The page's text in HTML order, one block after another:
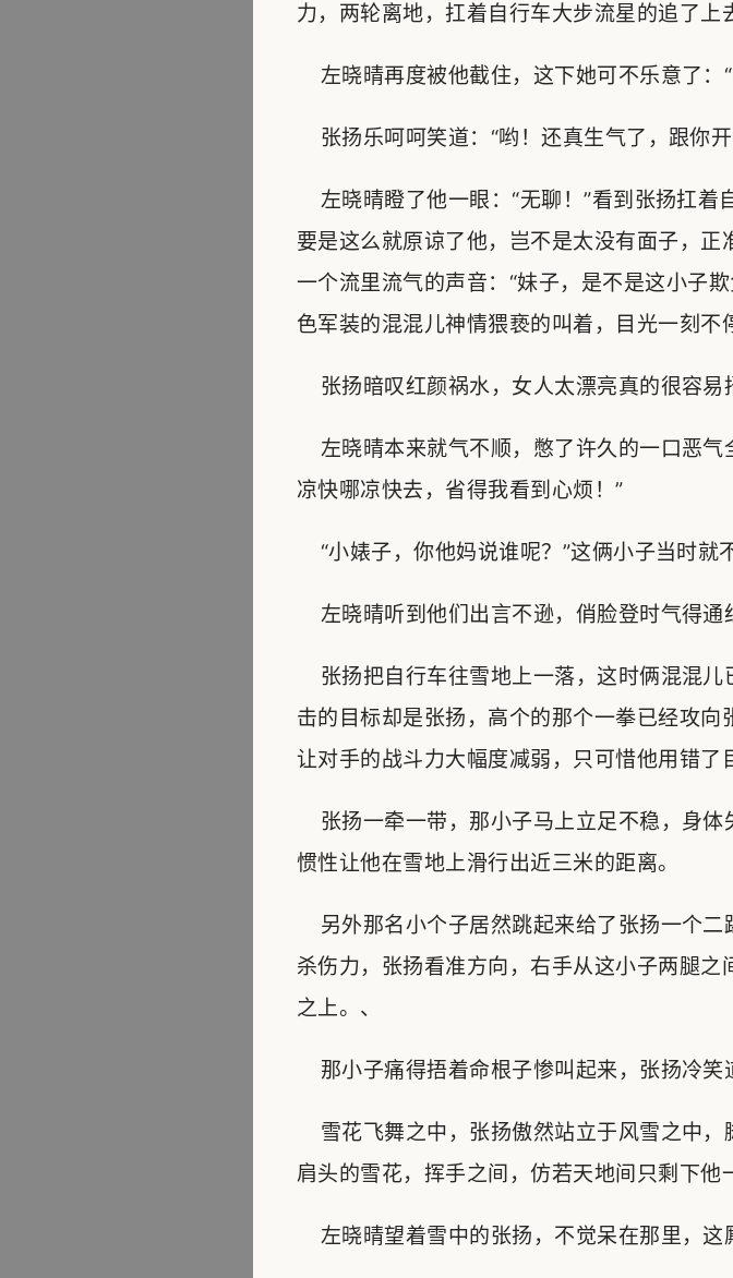
力，两轮离地，扛着自行车大步流星的追了上
左晓晴再度被他截住，这下她可不乐意了：
张扬乐呵呵笑道：“哟！还真生气了，跟你
左晓晴瞪了他一眼：“无聊！”看到张扬扛着
要是这么就原谅了他，岂不是太没有面子，
一个流里流气的声音：“妹子，是不是这小子
色军装的混混儿神情猥亵的叫着，目光一刻不
张扬暗叹红颜祸水，女人太漂亮真的很容易
左晓晴本来就气不顺，憋了许久的一口恶气
凉快哪凉快去，省得我看到心烦！”
“小婊子，你他妈说谁呢？”这俩小子当时就
左晓晴听到他们出言不逊，俏脸登时气得通
张扬把自行车往雪地上一落，这时俩混混儿
击的目标却是张扬，高个的那个一拳已经攻
让对手的战斗力大幅度减弱，只可惜他用错了
张扬一牵一带，那小子马上立足不稳，身体
惯性让他在雪地上滑行出近三米的距离。
另外那名小个子居然跳起来给了张扬一个二
杀伤力，张扬看准方向，右手从这小子两腿
之上。、
那小子痛得捂着命根子惨叫起来，张扬冷笑
雪花飞舞之中，张扬傲然站立于风雪之中，
肩头的雪花，挥手之间，仿若天地间只剩下他
左晓晴望着雪中的张扬，不觉呆在那里，这